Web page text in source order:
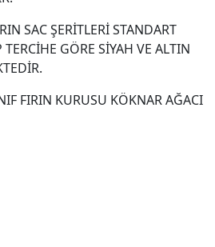
SAC ŞERİTLERİ STANDART
GÖRE SİYAH VE ALTIN
FIRIN KURUSU KÖKNAR AĞACI